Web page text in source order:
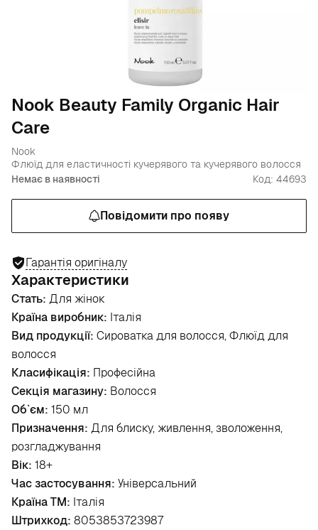
Nook Beauty Family Organic Hair
Care
Nook
Флюїд для еластичності кучерявого та кучерявого волосся
Немає в наявності
Код: 44693
Повідомити про появу
Гарантія оригіналу
Характеристики
Стать: Для жінок
Країна виробник: Італія
Вид продукції: Сироватка для волосся, Флюїд для
волосся
Класифікація: Професійна
Секція магазину: Волосся
Об`єм: 150 мл
Призначення: Для блиску, живлення, зволоження,
розгладжування
Вік: 18+
Час застосування: Універсальний
Країна ТМ: Італія
Штрихкод: 8053853723987